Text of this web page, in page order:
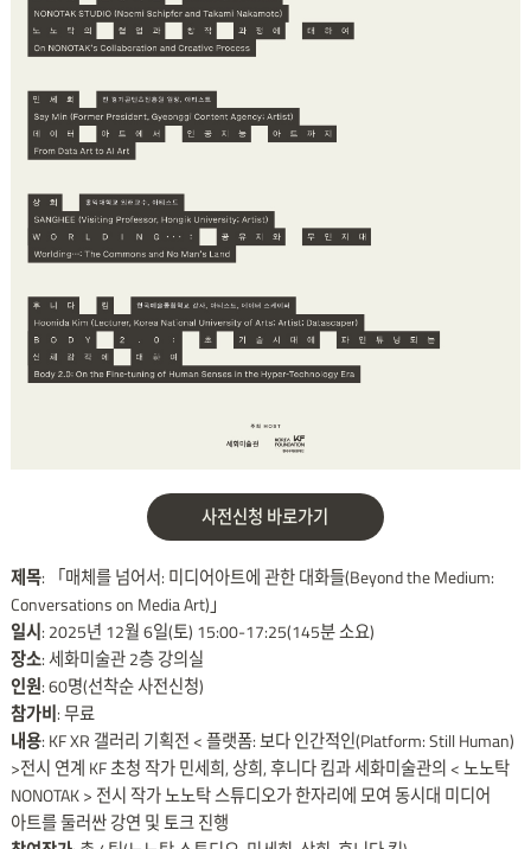
사전신청 바로가기
제목: 「매체를 넘어서: 미디어아트에 관한 대화들(Beyond the Medium:
Conversations on Media Art)」
일시: 2025년 12월 6일(토) 15:00-17:25(145분 소요)
장소: 세화미술관 2층 강의실
인원: 60명(선착순 사전신청)
참가비: 무료
내용: KF XR 갤러리 기획전 < 플랫폼: 보다 인간적인(Platform: Still Human)
>전시 연계 KF 초청 작가 민세희, 상희, 후니다 킴과 세화미술관의 < 노노탁
NONOTAK > 전시 작가 노노탁 스튜디오가 한자리에 모여 동시대 미디어
아트를 둘러싼 강연 및 토크 진행